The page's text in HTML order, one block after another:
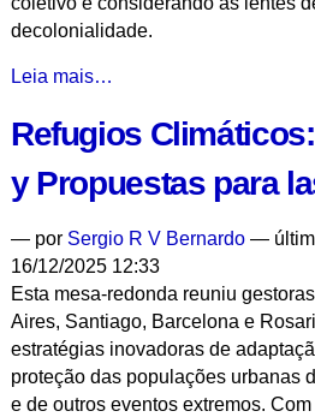
decolonialidade.
O
é
"Trabalho
Sustentável"?
Normatividade
e
Dissidências
-
Leia mais…
Refugios
y Propuestas para
— por Sergio R V Bernardo—
16/12/2025 12:33
Esta mesa-redonda reuniu
Aires, Santiago, Barcelona e
estratégias inovadoras de
proteção das populações urbanas
e de outros eventos extremos.